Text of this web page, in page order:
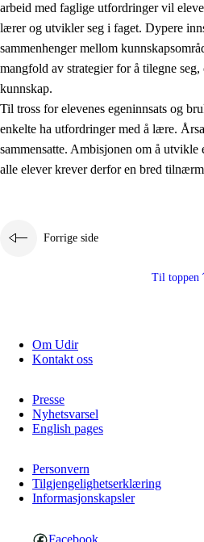
2.3 Grunnleggende ferdigheter
Å lære å lære
Tverrfaglige temaer
arbeid med faglige utfordringer vil
lærer og utvikler seg i faget. Dypere
sammenhenger mellom
mangfold av strategier for å tilegne
kunnskap.
Til tross for elevenes egeninnsats og
enkelte ha utfordringer med å lære.
sammensatte. Ambisjonen om å
alle elever krever derfor en bred
Forrige side
Til toppen
Om Udir
Kontakt oss
Presse
Nyhetsvarsel
English pages
Personvern
Tilgjengelighetserklæring
Informasjonskapsler